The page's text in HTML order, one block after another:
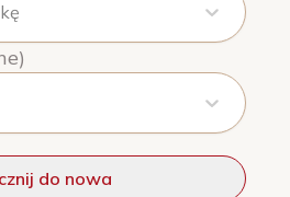
do nowa